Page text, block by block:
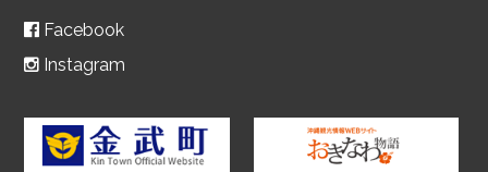
Facebook
Instagram